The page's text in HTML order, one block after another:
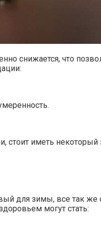
снижается, что
стоит иметь
для зимы, все так
могут стать: